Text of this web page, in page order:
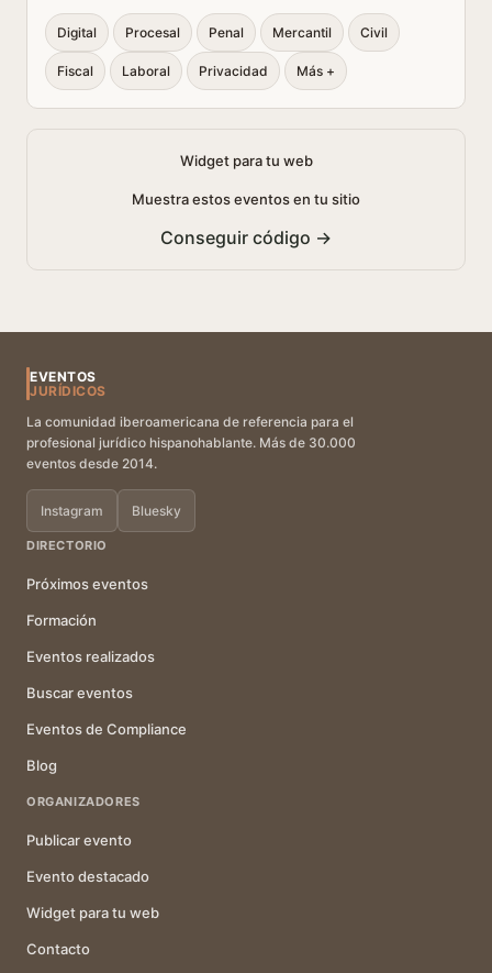
Digital Procesal Penal Mercantil Civil
Fiscal Laboral Privacidad Más +
Widget para tu web
Muestra estos eventos en tu sitio
Conseguir código →
EVENTOS
JURÍDICOS
La comunidad iberoamericana de referencia para el
profesional jurídico hispanohablante. Más de 30.000
eventos desde 2014.
Instagram Bluesky
DIRECTORIO
Próximos eventos
Formación
Eventos realizados
Buscar eventos
Eventos de Compliance
Blog
ORGANIZADORES
Publicar evento
Evento destacado
Widget para tu web
Contacto